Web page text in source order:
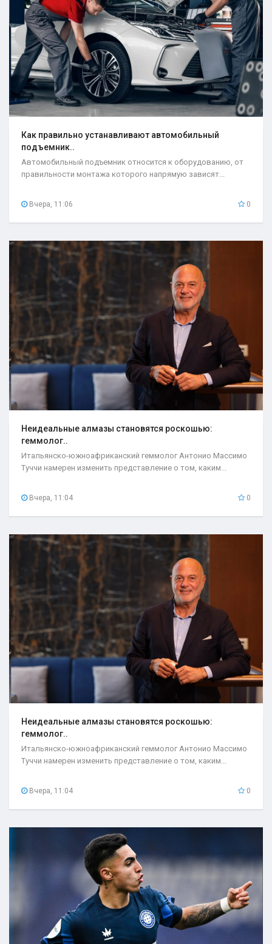
Как правильно устанавливают автомобильный
подъемник..
Автомобильный подъемник относится к оборудованию, от
правильности монтажа которого напрямую зависят...
Вчера, 11:06 0
Неидеальные алмазы становятся роскошью:
геммолог..
Итальянско-южноафриканский геммолог Антонио Массимо
Туччи намерен изменить представление о том, каким...
Вчера, 11:04 0
Неидеальные алмазы становятся роскошью:
геммолог..
Итальянско-южноафриканский геммолог Антонио Массимо
Туччи намерен изменить представление о том, каким...
Вчера, 11:04 0